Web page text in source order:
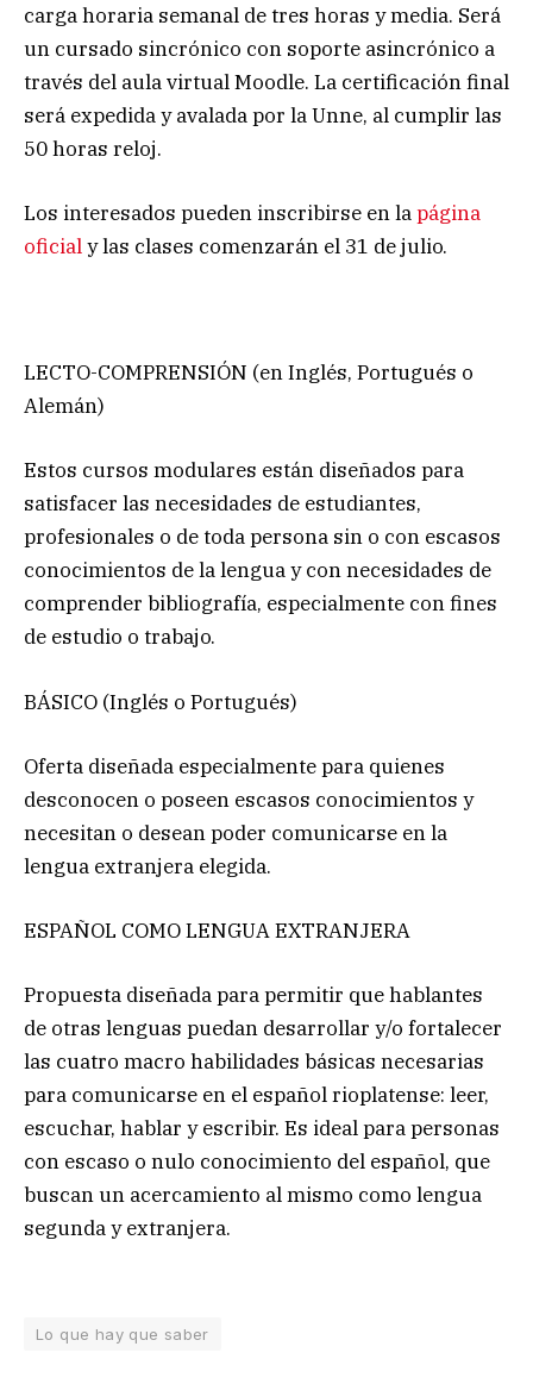
carga horaria semanal de tres horas y media. Será
un cursado sincrónico con soporte asincrónico a
través del aula virtual Moodle. La certificación final
será expedida y avalada por la Unne, al cumplir las
50 horas reloj.
Los interesados pueden inscribirse en lapágina
oficialy las clases comenzarán el 31 de julio.
LECTO-COMPRENSIÓN (en Inglés, Portugués o
Alemán)
Estos cursos modulares están diseñados para
satisfacer las necesidades de estudiantes,
profesionales o de toda persona sin o con escasos
conocimientos de la lengua y con necesidades de
comprender bibliografía, especialmente con fines
de estudio o trabajo.
BÁSICO (Inglés o Portugués)
Oferta diseñada especialmente para quienes
desconocen o poseen escasos conocimientos y
necesitan o desean poder comunicarse en la
lengua extranjera elegida.
ESPAÑOL COMO LENGUA EXTRANJERA
Propuesta diseñada para permitir que hablantes
de otras lenguas puedan desarrollar y/o fortalecer
las cuatro macro habilidades básicas necesarias
para comunicarse en el español rioplatense: leer,
escuchar, hablar y escribir. Es ideal para personas
con escaso o nulo conocimiento del español, que
buscan un acercamiento al mismo como lengua
segunda y extranjera.
Lo que hay que saber